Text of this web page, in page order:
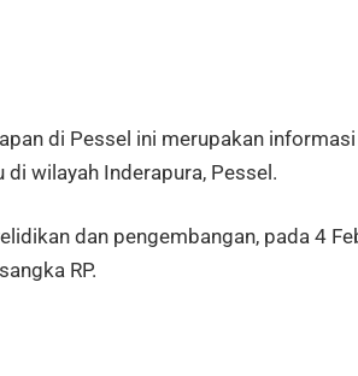
di Pessel ini merupakan
di wilayah Inderapura, Pessel.
dan pengembangan, pada 4
RP.